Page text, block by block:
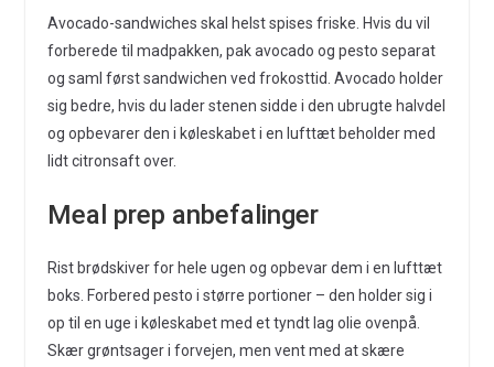
Avocado-sandwiches skal helst spises friske. Hvis du vil
forberede til madpakken, pak avocado og pesto separat
og saml først sandwichen ved frokosttid. Avocado holder
sig bedre, hvis du lader stenen sidde i den ubrugte halvdel
og opbevarer den i køleskabet i en lufttæt beholder med
lidt citronsaft over.
Meal prep anbefalinger
Rist brødskiver for hele ugen og opbevar dem i en lufttæt
boks. Forbered pesto i større portioner – den holder sig i
op til en uge i køleskabet med et tyndt lag olie ovenpå.
Skær grøntsager i forvejen, men vent med at skære